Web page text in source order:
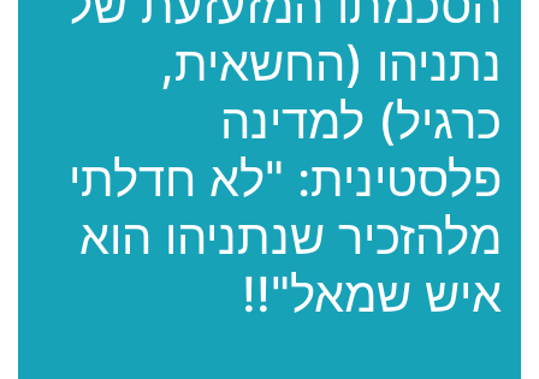
נתניהו (החשאית,
כרגיל) למדינה
פלסטינית: "לא חדלתי
מלהזכיר שנתניהו הוא
איש שמאל"!!